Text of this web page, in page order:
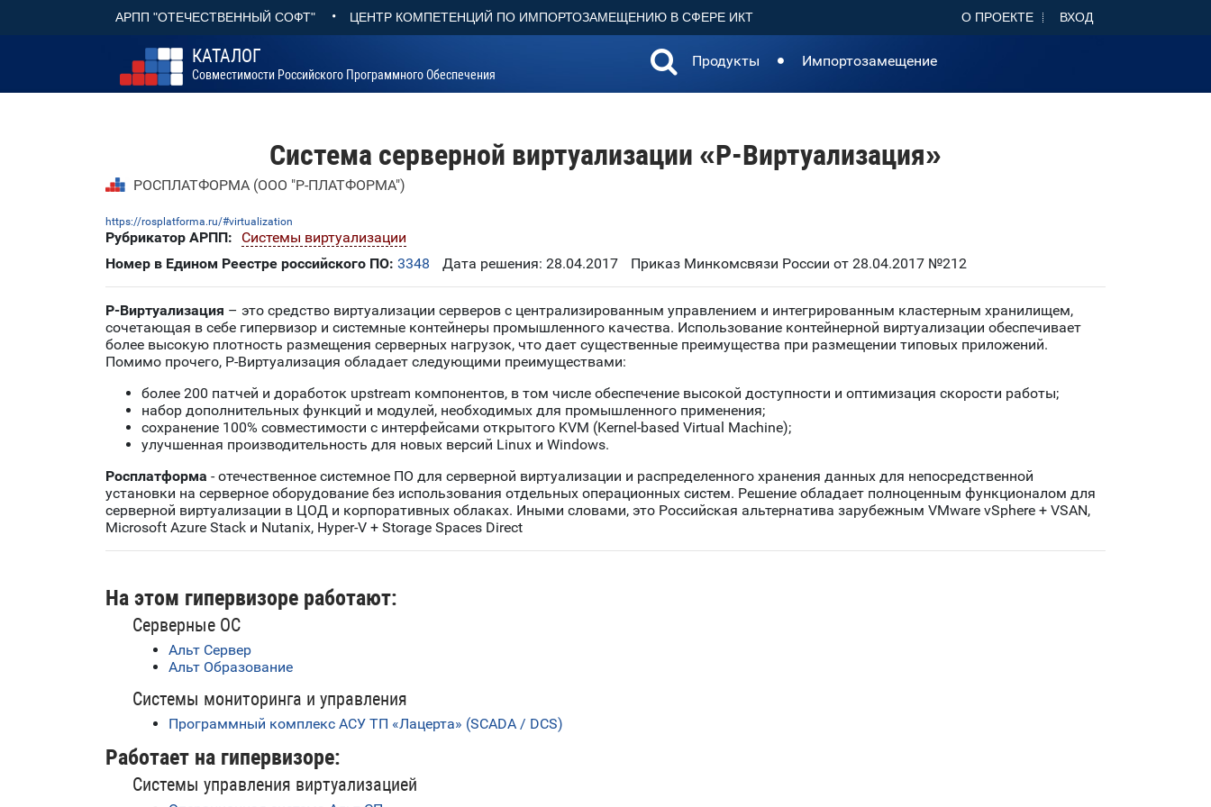
АРПП "ОТЕЧЕСТВЕННЫЙ СОФТ" • ЦЕНТР КОМПЕТЕНЦИЙ ПО ИМПОРТОЗАМЕЩЕНИЮ В СФЕРЕ ИКТ О ПРОЕКТЕ ВХОД
КАТАЛОГ
Совместимости Российского Программного Обеспечения
Продукты Импортозамещение
Система серверной виртуализации «Р-Виртуализация»
РОСПЛАТФОРМА (ООО "Р-ПЛАТФОРМА")
https://rosplatforma.ru/#virtualization
Рубрикатор АРПП:
Системы виртуализации
Номер в Едином Реестре российского ПО: 3348 Дата решения: 28.04.2017 Приказ Минкомсвязи России от 28.04.2017 №212
Р-Виртуализация – это средство виртуализации серверов с централизированным управлением и интегрированным кластерным хранилищем,
сочетающая в себе гипервизор и системные контейнеры промышленного качества. Использование контейнерной виртуализации обеспечивает
более высокую плотность размещения серверных нагрузок, что дает существенные преимущества при размещении типовых приложений.
Помимо прочего, Р-Виртуализация обладает следующими преимуществами:
более 200 патчей и доработок upstream компонентов, в том числе обеспечение высокой доступности и оптимизация скорости работы;
набор дополнительных функций и модулей, необходимых для промышленного применения;
сохранение 100% совместимости с интерфейсами открытого KVM (Kernel-based Virtual Machine);
улучшенная производительность для новых версий Linux и Windows.
Росплатформа - отечественное системное ПО для серверной виртуализации и распределенного хранения данных для непосредственной
установки на серверное оборудование без использования отдельных операционных систем. Решение обладает полноценным функционалом для
серверной виртуализации в ЦОД и корпоративных облаках. Иными словами, это Российская альтернатива зарубежным VMware vSphere + VSAN,
Microsoft Azure Stack и Nutanix, Hyper-V + Storage Spaces Direct
На этом гипервизоре работают:
Серверные ОС
Альт Сервер
Альт Образование
Системы мониторинга и управления
Программный комплекс АСУ ТП «Лацерта» (SCADA / DCS)
Работает на гипервизоре:
Системы управления виртуализацией